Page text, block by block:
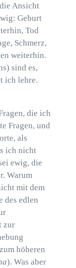
Ansicht
Geburt
Tod
Schmerz,
weiterhin.
sind es,
ich lehre.
die ich
Fragen, und
als
ich nicht
ewig, die
Warum
mit dem
des edlen
zur
höheren
). Was aber